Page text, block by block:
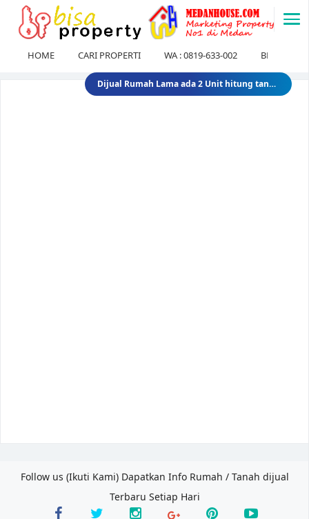
HOME CARI PROPERTI WA : 0819-633-002 BLOG
Dijual Gedung di Medan Area Sebelah Mesjid 3 Lantai + 2 Lantai dan Tanahnya total luas 2583 30 Miliar 40 Miliar gedungdimedanarea1
Follow us (Ikuti Kami) Dapatkan Info Rumah / Tanah dijual
Terbaru Setiap Hari